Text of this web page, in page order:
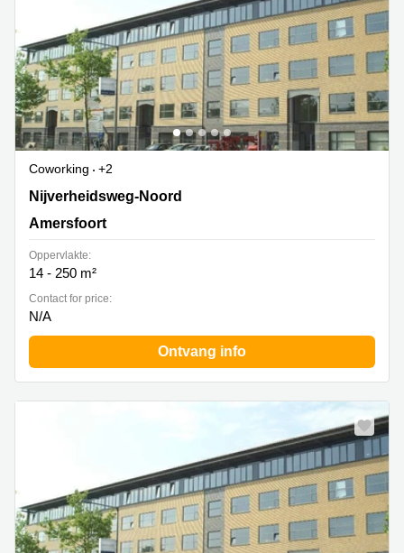
Coworking
+2
Nijverheidsweg Noord 60-99, Amersfoort
Nijverheidsweg-Noord
Amersfoort
Oppervlakte:
14 - 250 m²
Contact for price:
N/A
Ontvang info